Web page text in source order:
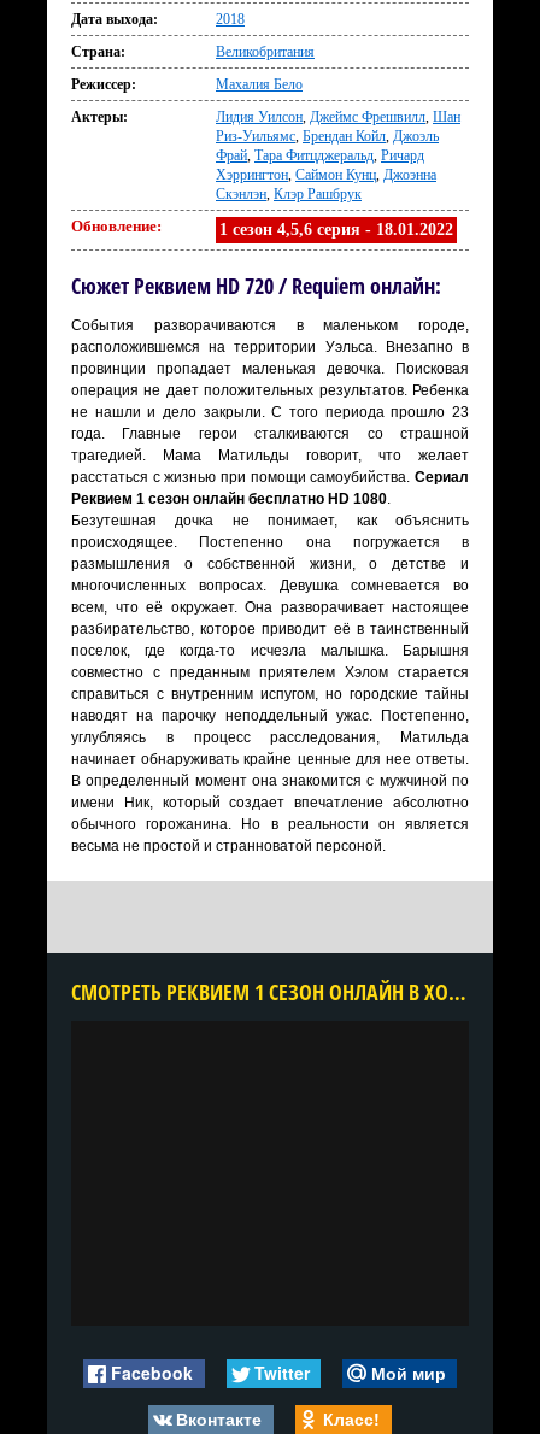
Дата выхода:
2018
Страна:
Великобритания
Режиссер:
Махалия Бело
Актеры:
Лидия Уилсон, Джеймс Фрешвилл, Шан
Риз-Уильямс, Брендан Койл, Джоэль
Фрай, Тара Фитцджеральд, Ричард
Хэррингтон, Саймон Кунц, Джоэнна
Скэнлэн, Клэр Рашбрук
Обновление: 1 сезон 4,5,6 серия - 18.01.2022
Сюжет Реквием HD 720 / Requiem онлайн:
События разворачиваются в маленьком городе,
расположившемся на территории Уэльса. Внезапно в
провинции пропадает маленькая девочка. Поисковая
операция не дает положительных результатов. Ребенка
не нашли и дело закрыли. С того периода прошло 23
года. Главные герои сталкиваются со страшной
трагедией. Мама Матильды говорит, что желает
расстаться с жизнью при помощи самоубийства. Сериал
Реквием 1 сезон онлайн бесплатно HD 1080.
Безутешная дочка не понимает, как объяснить
происходящее. Постепенно она погружается в
размышления о собственной жизни, о детстве и
многочисленных вопросах. Девушка сомневается во
всем, что её окружает. Она разворачивает настоящее
разбирательство, которое приводит её в таинственный
поселок, где когда-то исчезла малышка. Барышня
совместно с преданным приятелем Хэлом старается
справиться с внутренним испугом, но городские тайны
наводят на парочку неподдельный ужас. Постепенно,
углубляясь в процесс расследования, Матильда
начинает обнаруживать крайне ценные для нее ответы.
В определенный момент она знакомится с мужчиной по
имени Ник, который создает впечатление абсолютно
обычного горожанина. Но в реальности он является
весьма не простой и странноватой персоной.
CМОТРЕТЬ РЕКВИЕМ 1 СЕЗОН ОНЛАЙН В ХОРОШЕМ КАЧЕСТВЕ ВСЕ СЕРИИ ПОДРЯД БЕСПЛАТНО
Facebook Twitter
Мой мир
Вконтакте
Класс!